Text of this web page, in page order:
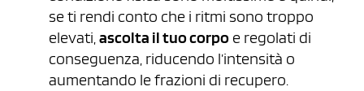
se ti rendi conto che i ritmi sono troppo
elevati,ascolta il tuo corpo e regolati di
conseguenza, riducendo l’intensità o
aumentando le frazioni di recupero.